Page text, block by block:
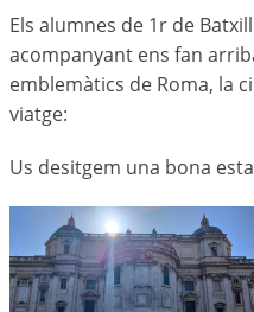
Els alumnes de 1r de
acompanyant ens fan
emblemàtics de Roma, la
viatge:
Us desitgem una bona